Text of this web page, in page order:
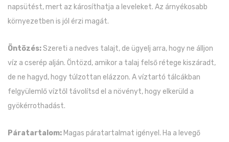
napsütést, mert az károsíthatja a leveleket. Az árnyékosabb
környezetben is jól érzi magát.
Öntözés:Szereti a nedves talajt, de ügyelj arra, hogy ne álljon
víz a cserép alján. Öntözd, amikor a talaj felső rétege kiszáradt,
de ne hagyd, hogy túlzottan elázzon. A víztartó tálcákban
felgyülemlő víztől távolítsd el a növényt, hogy elkerüld a
gyökérrothadást.
Páratartalom: Magas páratartalmat igényel. Ha a levegő